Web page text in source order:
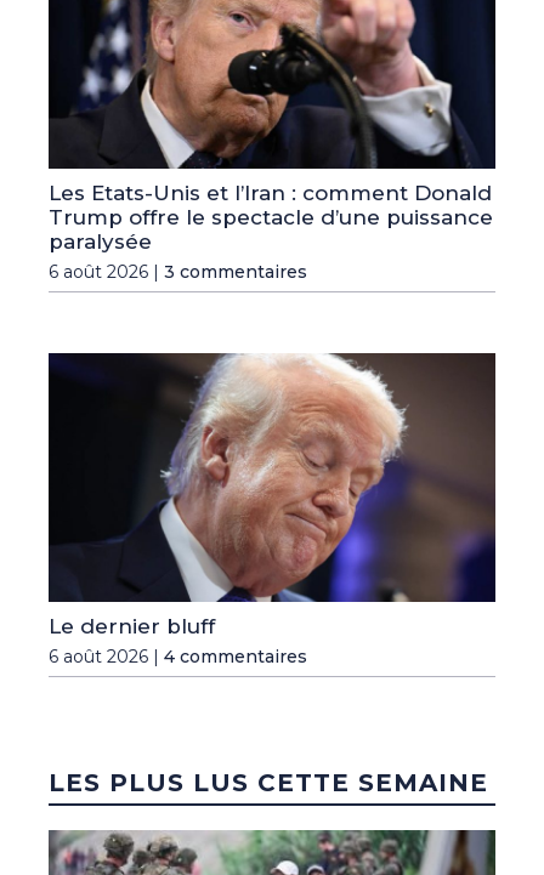
Les Etats-Unis et l’Iran : comment Donald
Trump offre le spectacle d’une puissance
paralysée
6 août 2026 | 3 commentaires
Le dernier bluff
6 août 2026 | 4 commentaires
LES PLUS LUS CETTE SEMAINE